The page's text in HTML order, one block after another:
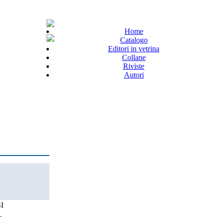
Home
Catalogo
Editori in vetrina
Collane
Riviste
Autori